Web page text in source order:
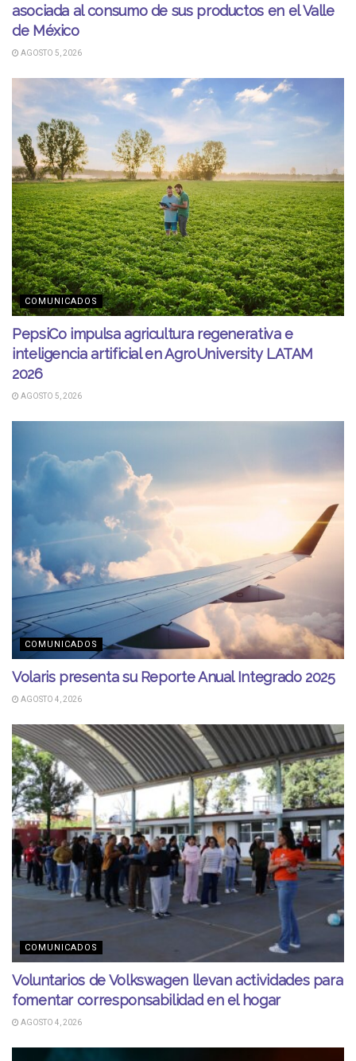
asociada al consumo de sus productos en el Valle
de México
AGOSTO 5, 2026
COMUNICADOS
PepsiCo impulsa agricultura regenerativa e
inteligencia artificial en AgroUniversity LATAM
2026
AGOSTO 5, 2026
COMUNICADOS
Volaris presenta su Reporte Anual Integrado 2025
AGOSTO 4, 2026
COMUNICADOS
Voluntarios de Volkswagen llevan actividades para
fomentar corresponsabilidad en el hogar
AGOSTO 4, 2026